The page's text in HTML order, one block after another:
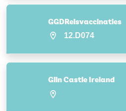
GGDReisvaccinaties
12.D074
Glin Castle Ireland